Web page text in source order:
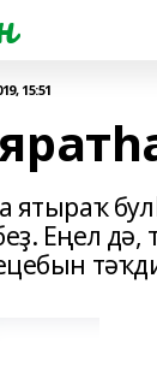
15:51
ятыраҡ
Еңел